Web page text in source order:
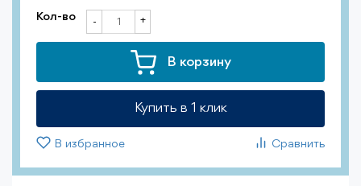
Кол-во +
-
В корзину
Купить в 1 клик
Сравнить
В избранное